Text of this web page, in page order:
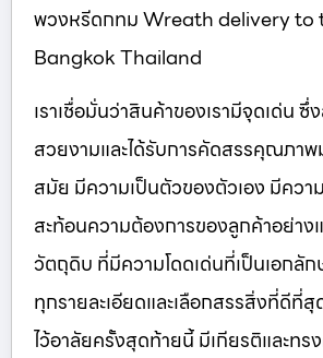
พวงหรีดกทม Wreath delivery to
Bangkok Thailand
เราเชื่อมั่นว่าสินค้าของเรามีจุดเด่น ซึ่
สวยงามและได้รับการคัดสรรคุณภา
สมัย มีความเป็นตัวของตัวเอง มีควา
สะท้อนความต้องการของลูกค้าอย่าง
วัตถุดิบ ที่มีความโดดเด่นที่เป็นเอกลัก
ทุกรายละเอียดและเลือกสรรสิ่งที่ดีที่สุ
ไว้อาลัยครั้งสุดท้ายนี้ มีเกียรติและท